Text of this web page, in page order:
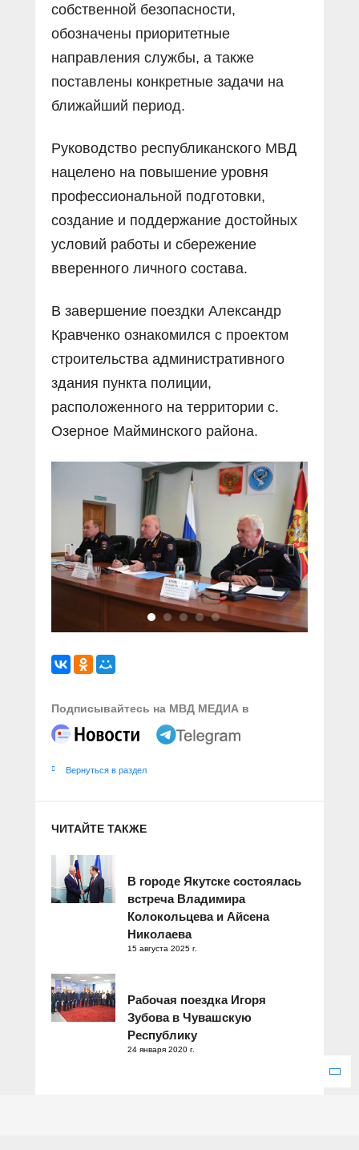
собственной безопасности,
обозначены приоритетные
направления службы, а также
поставлены конкретные задачи на
ближайший период.
Руководство республиканского МВД
нацелено на повышение уровня
профессиональной подготовки,
создание и поддержание достойных
условий работы и сбережение
вверенного личного состава.
В завершение поездки Александр
Кравченко ознакомился с проектом
строительства административного
здания пункта полиции,
расположенного на территории с.
Озерное Майминского района.
Подписывайтесь на МВД МЕДИА в
Вернуться в раздел
ЧИТАЙТЕ ТАКЖЕ
В городе Якутске состоялась
встреча Владимира
Колокольцева и Айсена
Николаева
15 августа 2025 г.
Рабочая поездка Игоря
Зубова в Чувашскую
Республику
24 января 2020 г.